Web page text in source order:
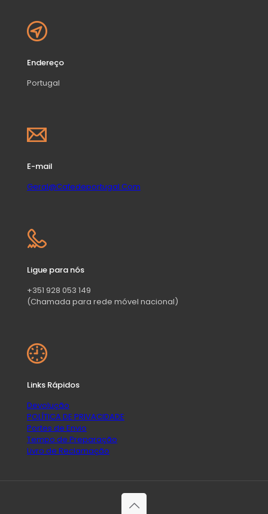
Endereço
Portugal
E-mail
Geral@Cafedeportugal.Com
Ligue para nós
+351 928 053 149
(Chamada para rede móvel nacional)
Links Rápidos
Devolução
POLÍTICA DE PRIVACIDADE
Portes de Envio
Tempo de Preparação
Livro de Reclamação